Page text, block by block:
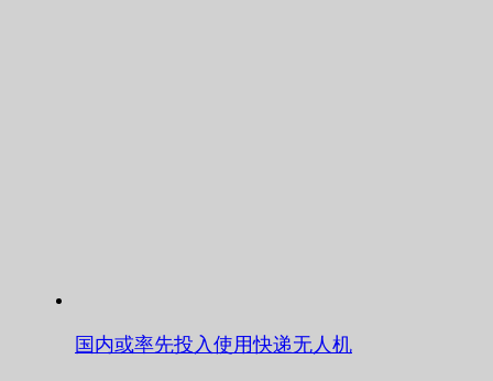
国内或率先投入使用快递无人机